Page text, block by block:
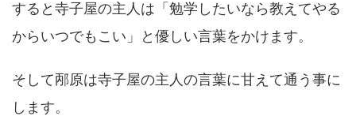
すると寺子屋の主人は「勉学したいなら教えてやる
からいつでもこい」と優しい言葉をかけます。
そして邴原は寺子屋の主人の言葉に甘えて通う事に
します。